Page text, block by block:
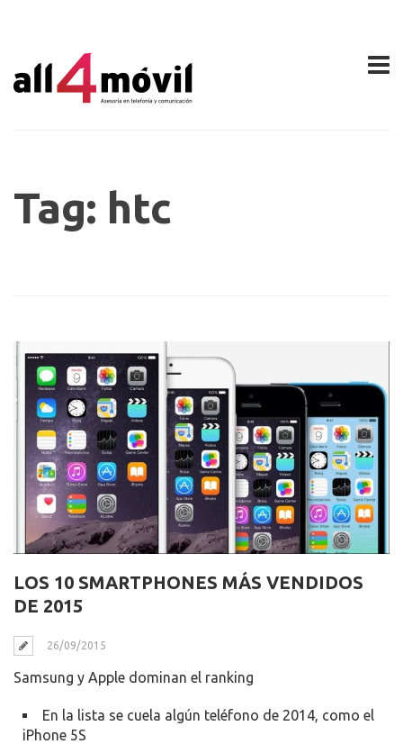
Tag: htc
LOS 10 SMARTPHONES MÁS VENDIDOS
DE 2015
26/09/2015
Samsung y Apple dominan el ranking
En la lista se cuela algún teléfono de 2014, como el
iPhone 5S